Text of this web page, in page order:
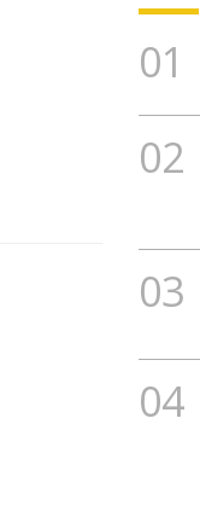
01
02
03
04